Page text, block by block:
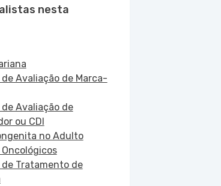
nesta
Avaliação de Marca-
Avaliação de
ou CDI
no Adulto
Tratamento de